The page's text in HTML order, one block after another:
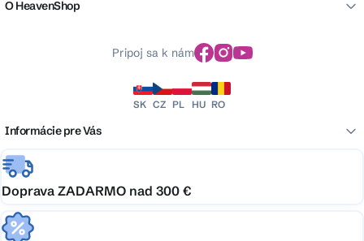
O HeavenShop
Pripoj sa k nám
SK CZ PL HU RO
Informácie pre Vás
Doprava ZADARMO nad 300 €